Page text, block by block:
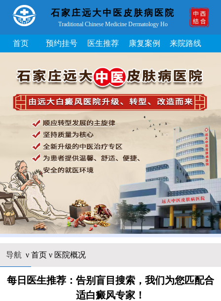
石家庄远大中医皮肤病医院
Traditional Chinese Medicine Dermatology Ho
首页 预约挂号 医生推荐 康复案例 来院路线
导航 ν 首页ν 医院概况
每日医生推荐：告别盲目搜索，我们为您匹配合
适白癜风专家！